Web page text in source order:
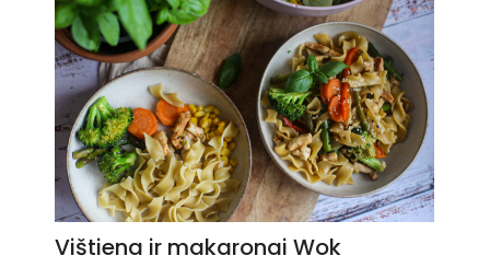
Vištiena ir makaronai Wok